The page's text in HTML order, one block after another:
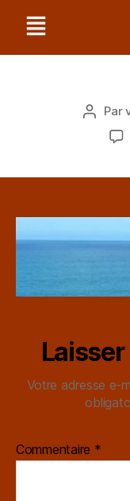
Par
Votre adresse e-
Commentaire *